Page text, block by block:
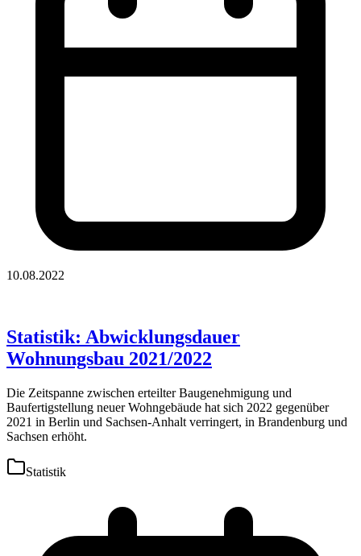
10.08.2022
Statistik: Abwicklungsdauer
Wohnungsbau 2021/2022
Die Zeitspanne zwischen erteilter Baugenehmigung und
Baufertigstellung neuer Wohngebäude hat sich 2022 gegenüber
2021 in Berlin und Sachsen-Anhalt verringert, in Brandenburg und
Sachsen erhöht.
Statistik